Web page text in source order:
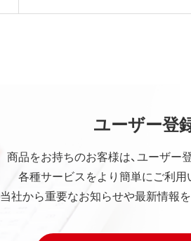
ユーザー登
商品をお持ちのお客様は、ユーザー
各種サービスをより簡単にご利用
当社から重要なお知らせや最新情報